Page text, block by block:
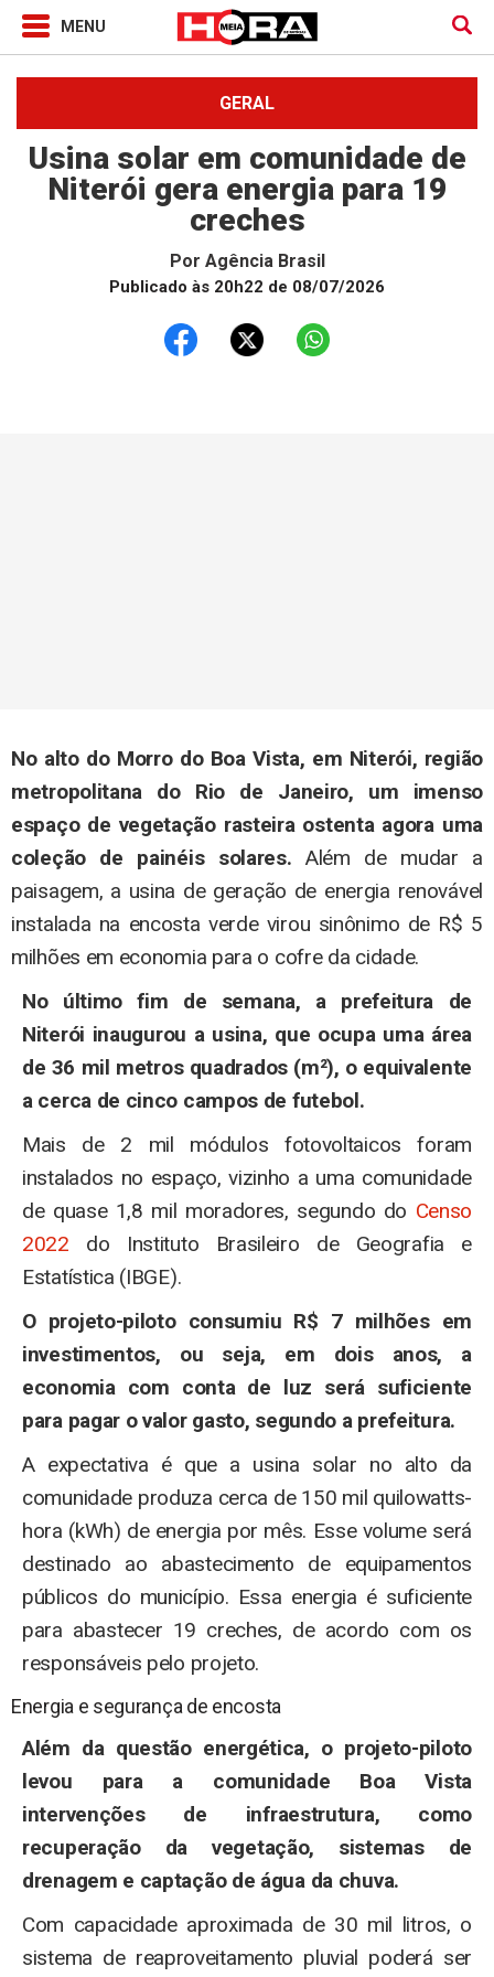
GERAL
Usina solar em comunidade de
Niterói gera energia para 19
creches
Por Agência Brasil
Publicado às 20h22 de 08/07/2026
No alto do Morro do Boa Vista, em Niterói, região
metropolitana do Rio de Janeiro, um imenso
espaço de vegetação rasteira ostenta agora uma
coleção de painéis solares. Além de mudar a
paisagem, a usina de geração de energia renovável
instalada na encosta verde virou sinônimo de R$ 5
milhões em economia para o cofre da cidade.
No último fim de semana, a prefeitura de
Niterói inaugurou a usina, que ocupa uma área
de 36 mil metros quadrados (m²), o equivalente
a cerca de cinco campos de futebol.
Mais de 2 mil módulos fotovoltaicos foram
instalados no espaço, vizinho a uma comunidade
de quase 1,8 mil moradores, segundo do Censo
2022 do Instituto Brasileiro de Geografia e
Estatística (IBGE).
O projeto-piloto consumiu R$ 7 milhões em
investimentos, ou seja, em dois anos, a
economia com conta de luz será suficiente
para pagar o valor gasto, segundo a prefeitura.
A expectativa é que a usina solar no alto da
comunidade produza cerca de 150 mil quilowatts-
hora (kWh) de energia por mês. Esse volume será
destinado ao abastecimento de equipamentos
públicos do município. Essa energia é suficiente
para abastecer 19 creches, de acordo com os
responsáveis pelo projeto.
Energia e segurança de encosta
Além da questão energética, o projeto-piloto
levou para a comunidade Boa Vista
intervenções de infraestrutura, como
recuperação da vegetação, sistemas de
drenagem e captação de água da chuva.
Com capacidade aproximada de 30 mil litros, o
sistema de reaproveitamento pluvial poderá ser